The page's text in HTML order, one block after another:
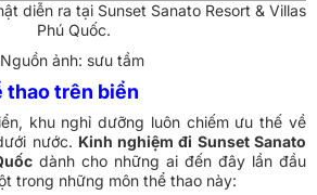
diễn ra tại Sunset Sanato Resort & Villas
Phú Quốc.
Nguồn ảnh: sưu tầm
thao trên biển
khu nghỉ dưỡng luôn chiếm ưu thế về
nước. Kinh nghiệm đi Sunset Sanato
dành cho những ai đến đây lần đầu
trong những môn thể thao này: